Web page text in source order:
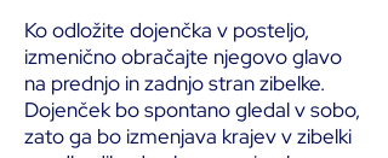
Ko odložite dojenčka v posteljo,
izmenično obračajte njegovo glavo
na prednjo in zadnjo stran zibelke.
Dojenček bo spontano gledal v sobo,
zato ga bo izmenjava krajev v zibelki